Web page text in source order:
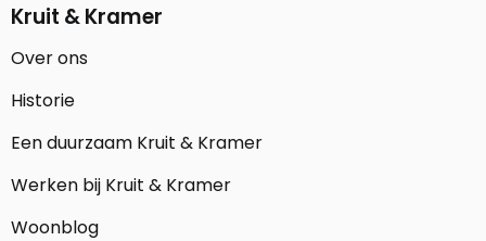
Kruit & Kramer
Over ons
Historie
Een duurzaam Kruit & Kramer
Werken bij Kruit & Kramer
Woonblog